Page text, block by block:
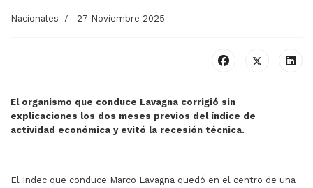
Nacionales 27 Noviembre 2025
El organismo que conduce Lavagna corrigió sin
explicaciones los dos meses previos del índice de
actividad económica y evitó la recesión técnica.
El Indec que conduce Marco Lavagna quedó en el centro de una